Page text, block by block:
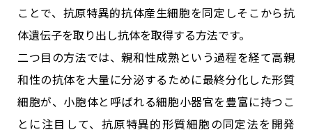
ことで、抗原特異的抗体産生細胞を同定しそこから抗
体遺伝子を取り出し抗体を取得する方法です。
二つ目の方法では、親和性成熟という過程を経て高親
和性の抗体を大量に分泌するために最終分化した形質
細胞が、小胞体と呼ばれる細胞小器官を豊富に持つこ
とに注目して、抗原特異的形質細胞の同定法を開発